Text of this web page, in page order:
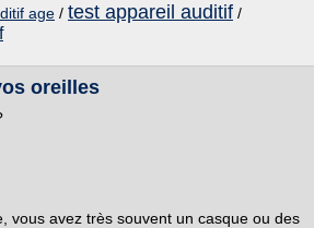
age / test appareil auditif /
oreilles
vous avez très souvent un casque ou des